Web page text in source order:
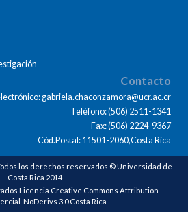
Contacto
gabriela.chaconzamora@ucr.ac.cr
Teléfono: (506) 2511-1341
Fax: (506) 2224-9367
Cód.Postal: 11501-2060,Costa Rica
los derechos reservados © Universidad de
Costa Rica 2014
Licencia Creative Commons Attribution-
NoDerivs 3.0 Costa Rica